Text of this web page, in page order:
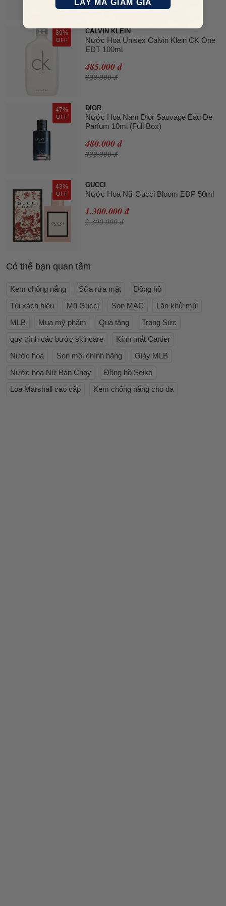
39%
OFF
CALVIN KLEIN
Nước Hoa Unisex Calvin Klein CK One
EDT 100ml
485.000 đ
800.000 đ
47%
OFF
DIOR
Nước Hoa Nam Dior Sauvage Eau De
Parfum 10ml (Full Box)
480.000 đ
900.000 đ
43%
OFF
GUCCI
Nước Hoa Nữ Gucci Bloom EDP 50ml
1.300.000 đ
2.300.000 đ
Có thể bạn quan tâm
Kem chống nắng Sữa rửa mặt
Đồng hồ
Túi xách hiệu
Mũ Gucci Son MAC
Lăn khử mùi
MLB
Mua mỹ phẩm Quà tặng
Trang Sức
quy trình các bước skincare
Kính mắt Cartier
Nước hoa
Son môi chính hãng
Giày MLB
Nước hoa Nữ Bán Chạy
Đồng hồ Seiko
Loa Marshall cao cấp
Kem chống nắng cho da
LẤY MÃ GIẢM GIÁ